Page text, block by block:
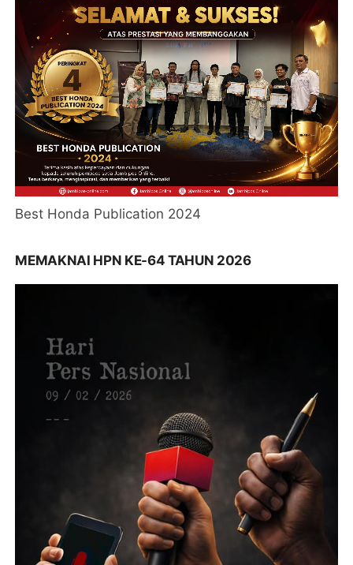
Best Honda Publication 2024
MEMAKNAI HPN KE-64 TAHUN 2026